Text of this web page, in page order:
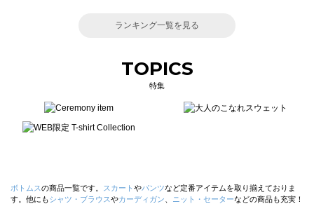
ランキング一覧を見る
TOPICS
特集
ボトムスの商品一覧です。 スカート やパンツなど定番アイテムを取り揃えておりま
す。他にもシャツ・ブラウスやカーディガン ニット・セーターなどの商品も充実！